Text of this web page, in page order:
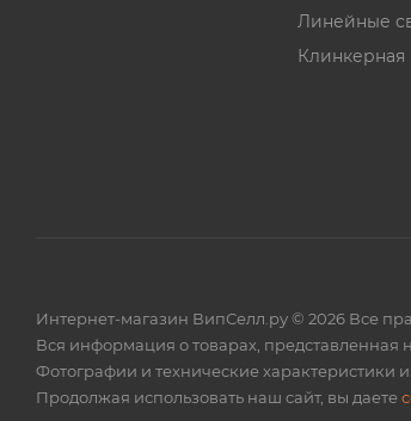
Линейные
Клинкерная
Интернет-магазин ВипСелл.ру © 2026 Все
Вся информация о товарах, представленная
Фотографии и технические характеристики
Продолжая использовать наш сайт, вы даете